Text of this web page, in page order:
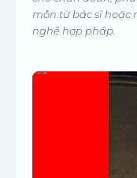
môn từ bác sĩ hoặc
nghề hợp pháp.